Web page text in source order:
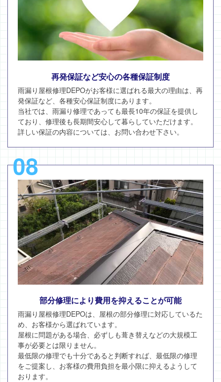
再発保証など安心の各種保証制度
雨漏り屋根修理DEPOがお客様に選ばれる最大の理由は、再
発保証など、各種安心保証制度にあります。
当社では、雨漏り修理であっても最長10年の保証を提供し
ており、修理後も長期間安心して暮らしていただけます。
詳しい保証の内容については、お問い合わせ下さい。
08
部分修理により費用を抑えることが可能
雨漏り屋根修理DEPOは、屋根の部分修理に対応しているた
め、お客様から選ばれています。
屋根に問題がある場合、必ずしも葺き替えなどの大規模工
事が必要とは限りません。
最低限の修理でも十分であると判断すれば、最低限の修理
をご提案し、お客様の費用負担を最小限に抑えるようして
おります。